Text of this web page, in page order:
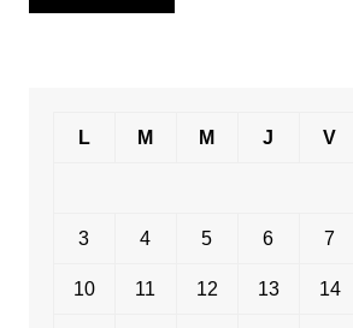
de
L M M J V
3 4 5 6 7
10 11 12 13 14